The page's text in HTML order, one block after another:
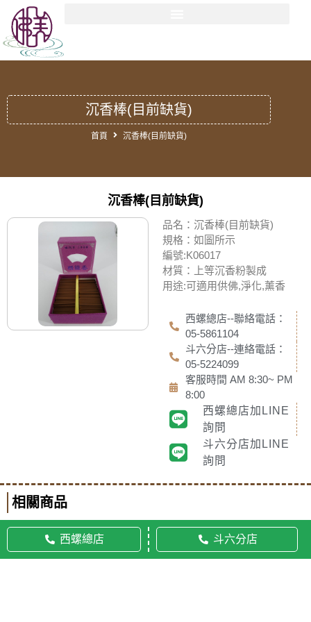
沉香棒(目前缺貨)
首頁 沉香棒(目前缺貨)
沉香棒(目前缺貨)
品名：沉香棒(目前缺貨)
規格：如圖所示
編號:K06017
材質：上等沉香粉製成
用途:可適用供佛,淨化,薰香
西螺總店--聯絡電話：
05-5861104
斗六分店--連絡電話：
05-5224099
客服時間 AM 8:30~ PM
8:00
西螺總店加LINE
詢問
斗六分店加LINE
詢問
相關商品
西螺總店 斗六分店